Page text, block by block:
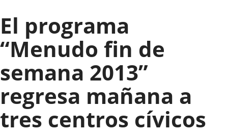
Valladolid
El programa
“Menudo fin de
semana 2013”
regresa mañana a
tres centros cívicos